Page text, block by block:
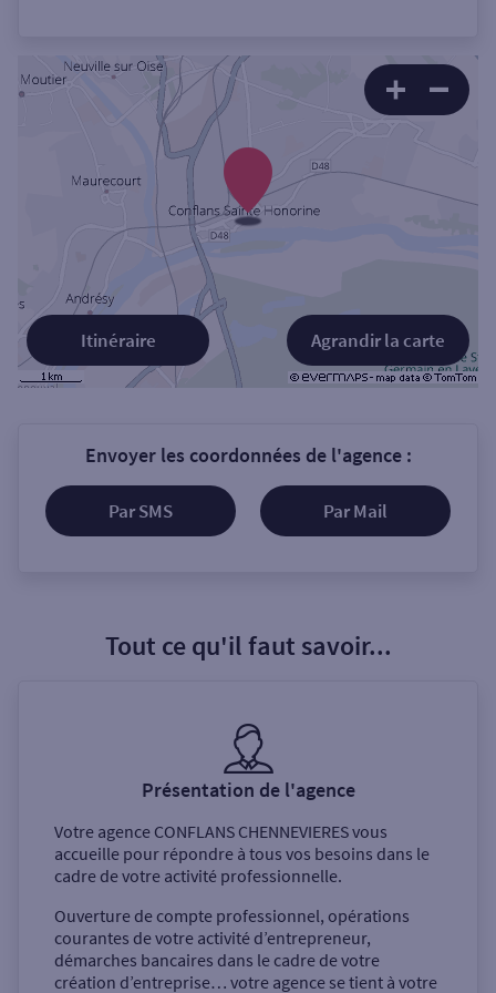
Agrandir la carte
Itinéraire
Envoyer les coordonnées de l'agence :
Par SMS Par Mail
Tout ce qu'il faut savoir...
Présentation de l'agence
Votre agence CONFLANS CHENNEVIERESvous
accueille pour répondre à tous vos besoins dans le
cadre de votre activité professionnelle.
Ouverture de compte professionnel, opérations
courantes de votre activité d’entrepreneur,
démarches bancaires dans le cadre de votre
création d’entreprise… votre agence se tient à votre